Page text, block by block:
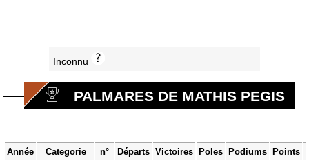
Inconnu
PALMARES DE MATHIS PEGIS
Année Categorie n° Départs Victoires Poles Podiums Points